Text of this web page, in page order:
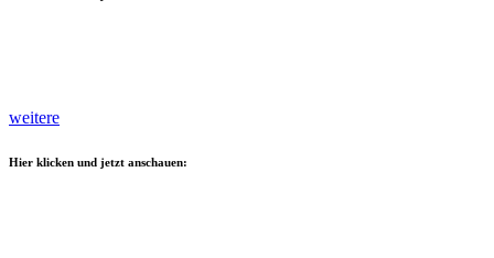
weitere
Hier klicken und jetzt anschauen: